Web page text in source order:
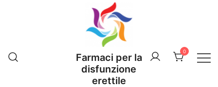
Farmaci per la
disfunzione
erettile
0